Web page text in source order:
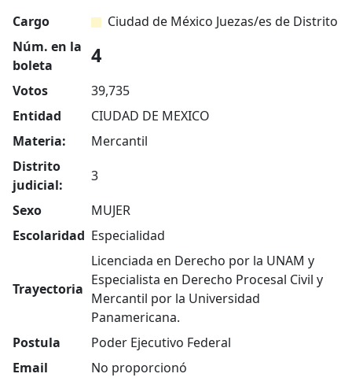
Cargo
Ciudad de México Juezas/es de Distrito
Núm. en la
boleta
4
Votos
39,735
Entidad
CIUDAD DE MEXICO
Materia:
Mercantil
Distrito
judicial:
3
Sexo
MUJER
Escolaridad Especialidad
Trayectoria
Licenciada en Derecho por la UNAM y
Especialista en Derecho Procesal Civil y
Mercantil por la Universidad
Panamericana.
Postula
Poder Ejecutivo Federal
Email
No proporcionó